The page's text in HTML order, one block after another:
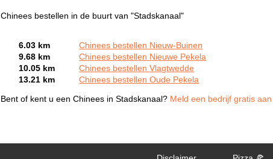
Chinees bestellen in de buurt van "Stadskanaal"
6.03 km
Chinees bestellen Nieuw-Buinen
9.68 km
Chinees bestellen Nieuwe Pekela
10.05 km
Chinees bestellen Vlagtwedde
13.21 km
Chinees bestellen Oude Pekela
Bent of kent u een Chinees in Stadskanaal? Meld een bedrijf gratis aan